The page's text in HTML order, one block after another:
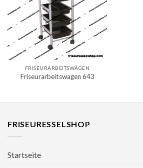
FRISEURARBEITSWÄGEN
Friseurarbeitswagen 643
FRISEURESSELSHOP
Startseite